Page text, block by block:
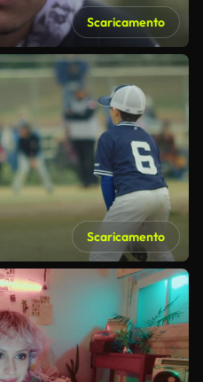
Scaricamento
Scaricamento